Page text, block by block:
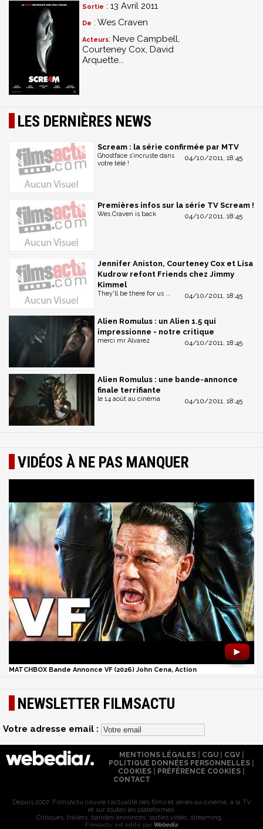
Sortie : 13 Avril 2011
De : Wes Craven
Acteurs: Neve Campbell,
Courteney Cox, David
Arquette...
LES DERNIÈRES NEWS
Scream : la série confirmée par MTV
04/10/2011, 18:45
Ghostface s’incruste dans
votre télé !
Premières infos sur la série TV Scream !
04/10/2011, 18:45
Wes Craven is back
Jennifer Aniston, Courteney Cox et Lisa
Kudrow refont Friends chez Jimmy
Kimmel
04/10/2011, 18:45
They'll be there for us ...
Alien Romulus : un Alien 1.5 qui
impressionne - notre critique
04/10/2011, 18:45
merci mr Alvarez
Alien Romulus : une bande-annonce
finale terrifiante
04/10/2011, 18:45
le 14 août au cinéma
VIDÉOS À NE PAS MANQUER
►
MATCHBOX Bande Annonce VF (2026) John Cena, Action
NEWSLETTER FILMSACTU
Votre adresse email :
MENTIONS LÉGALES| CGU| CGV|
POLITIQUE DONNÉES PERSONNELLES
COOKIES
PRÉFÉRENCE COOKIES
CONTACT
Depuis 2007, FilmsActu couvre l'actualité des films et séries au cinéma, à la TV
et sur toutes les plateformes.
Critiques, trailers, bandes-annonces, sorties vidéo, streaming...
Filmsactu est édité par Webedia